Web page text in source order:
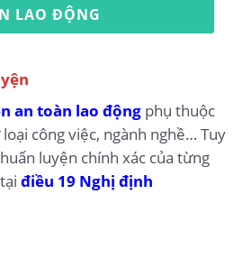
LAO ĐỘNG
an toàn lao động phụ thuộc
công việc, ngành nghề… Tuy
luyện chính xác của từng
điều 19 Nghị định